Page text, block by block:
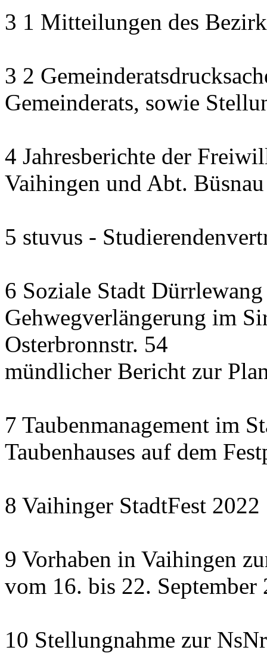
3 1 Mitteilungen des
3 2
Gemeinderats, sowie
4 Jahresberichte der
Vaihingen und Abt. Büsnau
5 stuvus -
6 Soziale Stadt Dürrlewang
Gehwegverlängerung im
Osterbronnstr. 54
mündlicher Bericht zur
7 Taubenmanagement im
Taubenhauses auf dem
8 Vaihinger StadtFest 2022
9 Vorhaben in Vaihingen
vom 16. bis 22. September
10 Stellungnahme zur